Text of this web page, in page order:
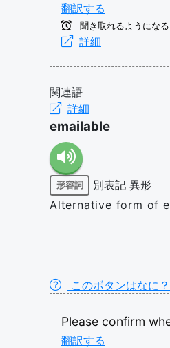
翻訳する
聞き取れるようになる
詳細
関連語
詳細
emailable
形容詞 別表記 異形
Alternative form of
このボタンはなに？
Please confirm
翻訳する